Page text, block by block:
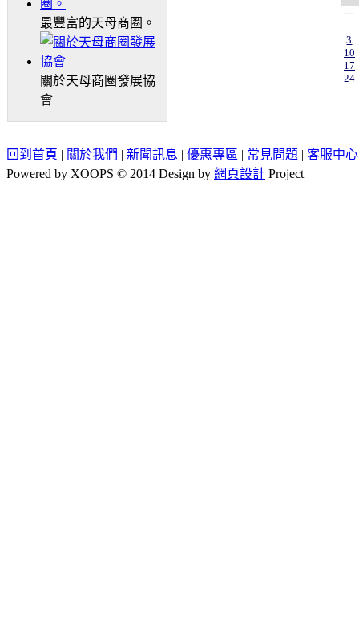
最豐富的天母商圈。
關於天母商圈發展協
會
一
3
10
17
24
回到首頁 | 關於我們 | 新聞訊息 | 優惠專區 | 常見問題 | 客服中心
Powered by XOOPS © 2014 Design by 網頁設計 Project